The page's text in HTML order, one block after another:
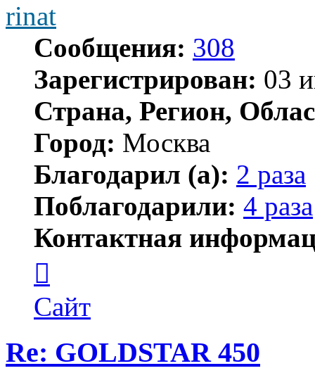
rinat
Сообщения: 308
Зарегистрирован: 03
Страна, Регион,
Город: Москва
Благодарил (а): 2 раза
Поблагодарили: 4 раза
Контактная
пользователя
rinat
Сайт
Re: GOLDSTAR 450